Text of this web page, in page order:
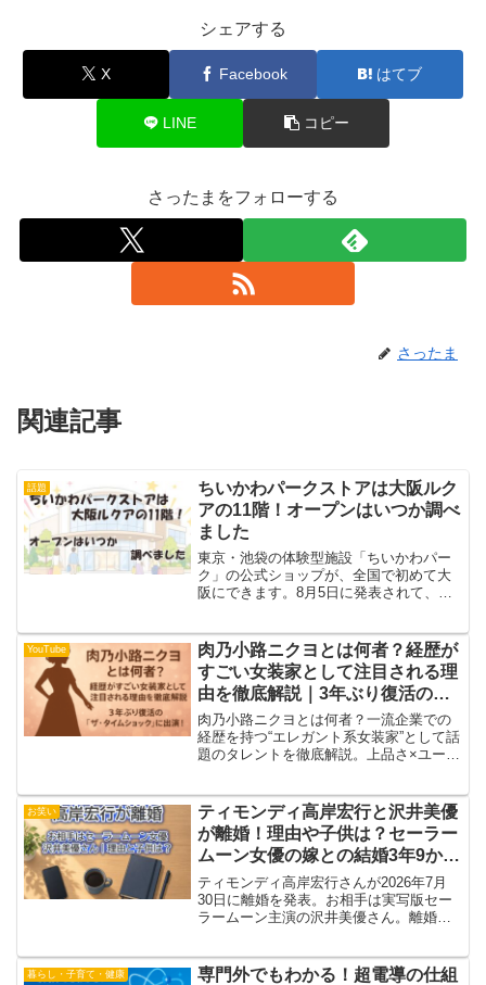
シェアする
X Facebook はてブ
LINE コピー
さったまをフォローする
さったま
関連記事
話題
ちいかわパークストアは大阪ルク
アの11階！オープンはいつか調べ
ました
東京・池袋の体験型施設「ちいかわパー
ク」の公式ショップが、全国で初めて大
阪にできます。8月5日に発表されて、
気に広がりました。気になるのはオープ
ンがいつなのか、そして...
YouTube
肉乃小路ニクヨとは何者？経歴が
すごい女装家として注目される理
由を徹底解説｜3年ぶり復活の
『ザ・タイムショック』に出演！
肉乃小路ニクヨとは何者？一流企業での
経歴を持つ“エレガント系女装家”として話
題のタレントを徹底解説。上品さ×ユーモ
演情報も紹介します。
お笑い
ティモンディ高岸宏行と沢井美優
が離婚！理由や子供は？セーラー
ムーン女優の嫁との結婚3年9か月
の経緯まとめ
ティモンディ高岸宏行さんが2026年7月
30日に離婚を発表。お相手は実写版セー
ラームーン主演の沢井美優さん。離婚の
めました。
暮らし・子育て・健康
専門外でもわかる！超電導の仕組